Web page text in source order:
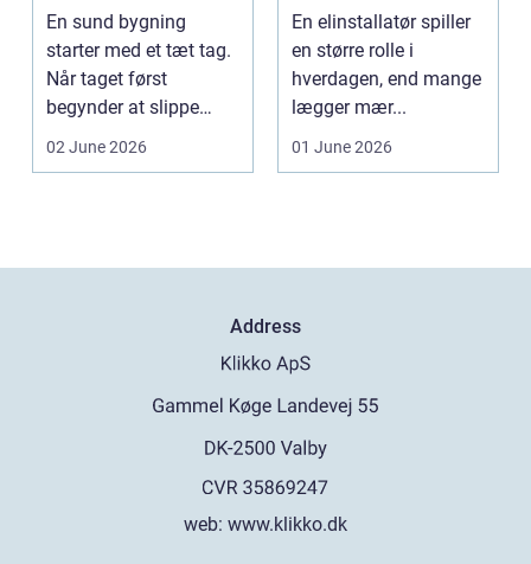
En sund bygning
starter med et tæt tag.
Når taget først
begynder at slippe
02 June 2026
elinstallationer
En elinstallatør spiller
en større rolle i
hverdagen, end mange
lægger mær...
01 June 2026
Address
web: www.klikko.dk